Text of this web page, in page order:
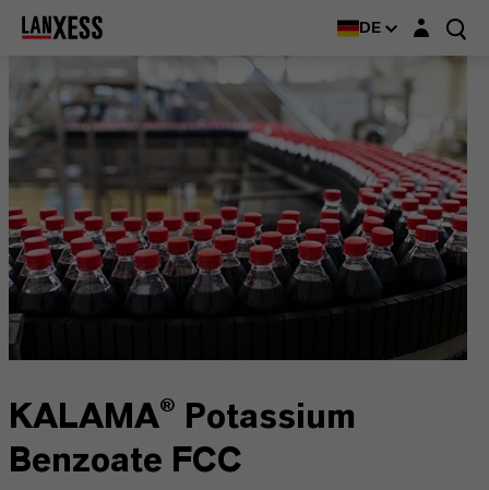
DE Login-Maske
KALAMA® Potassium
Benzoate FCC